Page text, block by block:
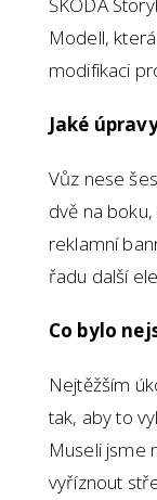
Modell,
modifikaci
Jaké
Vůz nese
dvě na
reklamní
řadu další
Co bylo
Nejtěžším
tak, aby to
Museli jsme
vyříznout